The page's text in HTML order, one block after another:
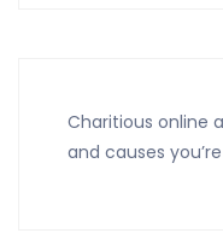
Charitious online
and causes